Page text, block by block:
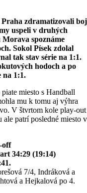
zdramatizovali boj
uspeli v druhých
spoznáme
Sokol Písek zdolal
tak stav série na 1:1.
hodoch a po
na 1:1.
miesto s Handball
mu k tomu aj výhra
V štvrtom kole play-out
patrí posledné miesto v
off
34:29 (19:14)
7/4, Indráková a
a Hejkalová po 4.